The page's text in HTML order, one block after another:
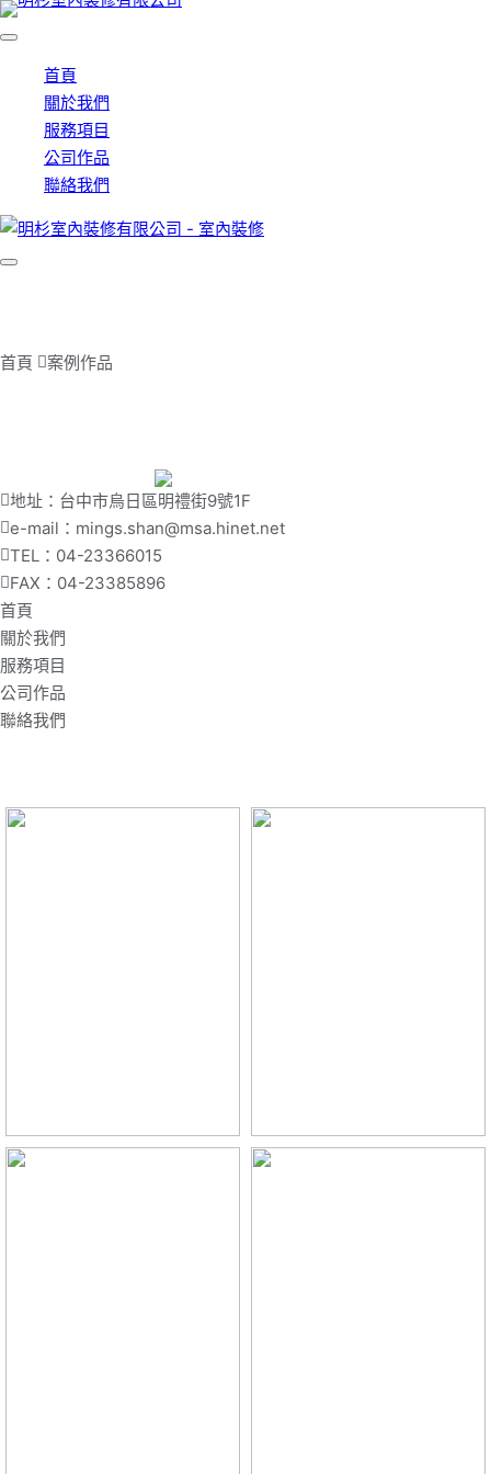
首頁
關於我們
服務項目
公司作品
聯絡我們
首頁 案例作品
地址：台中市烏日區明禮街9號1F
e-mail：mings.shan@msa.hinet.net
TEL：04-23366015
FAX：04-23385896
首頁
關於我們
服務項目
公司作品
聯絡我們